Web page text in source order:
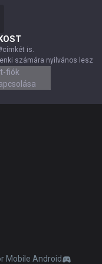
is.
számára nyilvános lesz
fiók
Mobile Android